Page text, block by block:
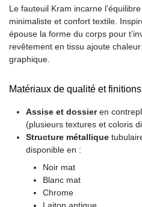
Le fauteuil Kram incarne
minimaliste et confort textile.
épouse la forme du corps pour
revêtement en tissu ajoute
graphique.
Matériaux de qualité et
Assise et dossieren
(plusieurs textures et coloris
Structure métallique
disponible en :
Noir mat
Blanc mat
Chrome